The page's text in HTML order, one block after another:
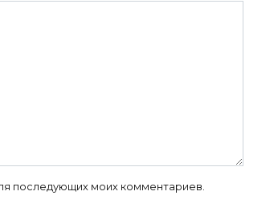
последующих моих комментариев.